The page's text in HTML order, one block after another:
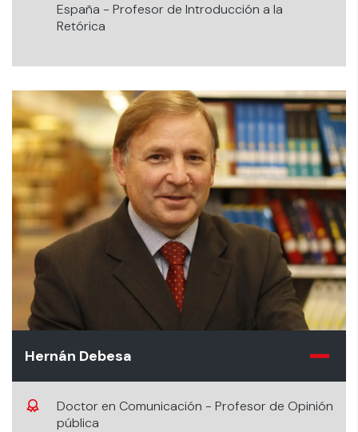
España - Profesor de Introducción a la
Retórica
Hernán Debesa
Doctor en Comunicación - Profesor de Opinión
pública